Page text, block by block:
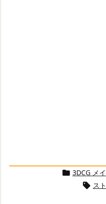
 3DCG メ
 ス